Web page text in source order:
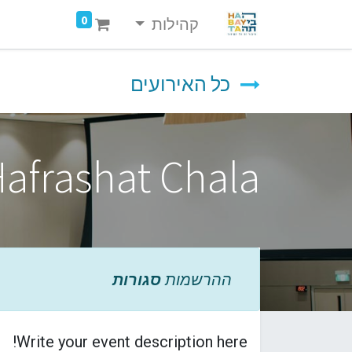
קהילות 0
כל האירועים
Chala
ההרשמות סגורות
Write your event description here!